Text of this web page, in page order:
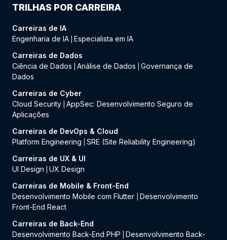
TRILHAS POR CARREIRA
Carreiras de IA
Engenharia de IA Especialista em IA
Carreiras de Dados
Ciência de Dados
Análise de Dados
Governança de
Dados
Carreiras de Cyber
Cloud Security AppSec: Desenvolvimento Seguro de
Aplicações
Carreiras de DevOps & Cloud
Platform Engineering
SRE (Site Reliability Engineering)
Carreiras de UX & UI
UI Design
UX Design
Carreiras de Mobile & Front-End
Desenvolvimento Mobile com Flutter
Desenvolvimento
Front-End React
Carreiras de Back-End
Desenvolvimento Back-End PHP
Desenvolvimento Back-